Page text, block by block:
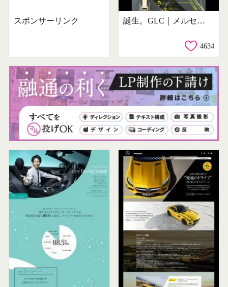
スポンサーリンク 誕生。GLC｜メルセデス・ベンツ日本
4634